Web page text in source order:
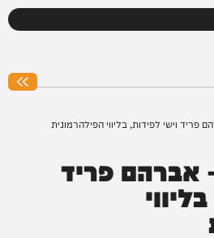
וישי לפידות, בליווי הפילהרמונית
פריד